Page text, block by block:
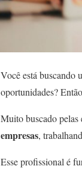
Você está buscando
oportunidades?
Muito buscado pelas
empresas,
Esse profissional é